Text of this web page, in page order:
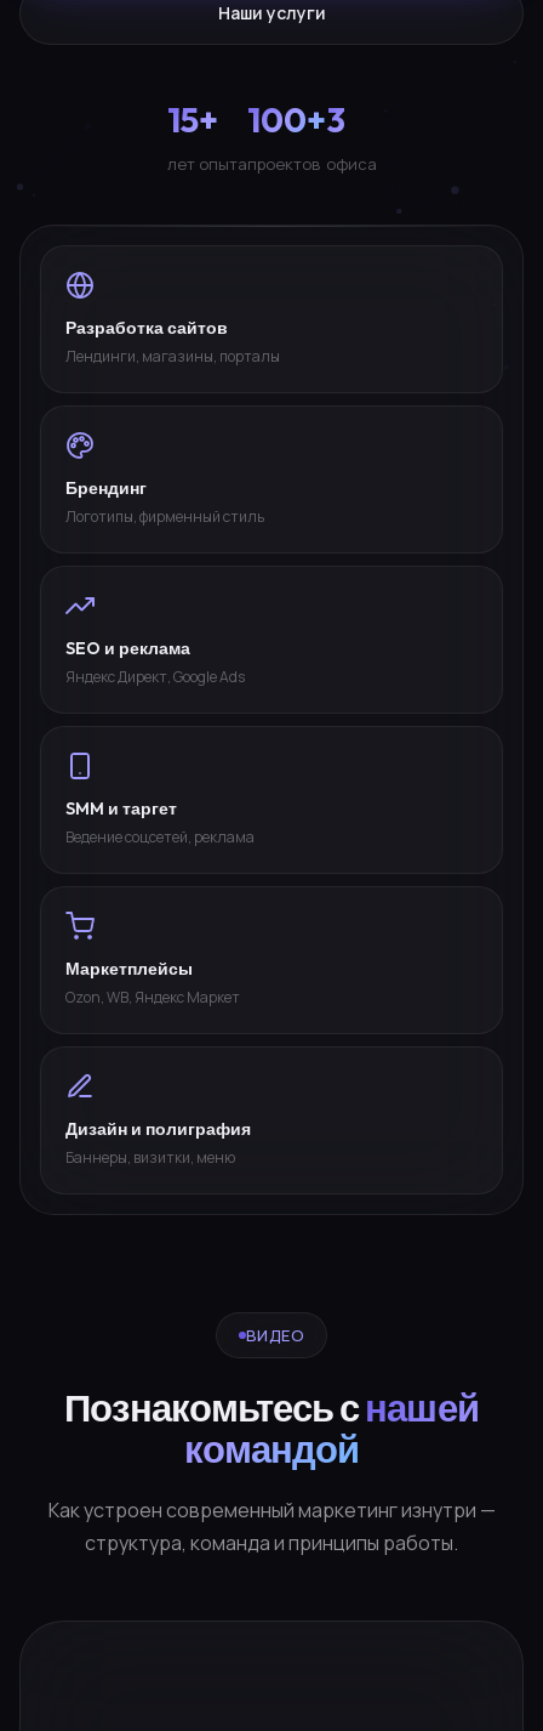
Наши услуги
15+
лет опыта
100+
проектов
3
офиса
Разработка сайтов
Лендинги, магазины, порталы
Брендинг
Логотипы, фирменный стиль
SEO и реклама
Яндекс Директ, Google Ads
SMM и таргет
Ведение соцсетей, реклама
Маркетплейсы
Ozon, WB, Яндекс Маркет
Дизайн и полиграфия
Баннеры, визитки, меню
ВИДЕО
Познакомьтесь снашей
командой
Как устроен современный маркетинг изнутри —
структура, команда и принципы работы.